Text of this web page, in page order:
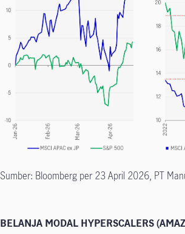
Sumber: Bloomberg per 23 April 2026, PT
BELANJA MODAL HYPERSCALERS